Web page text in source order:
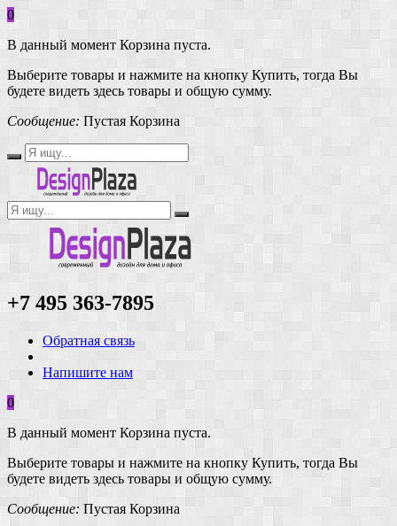
0
В данный момент Корзина пуста.
Выберите товары и нажмите на кнопку Купить, тогда Вы
будете видеть здесь товары и общую сумму.
Сообщение: Пустая Корзина
+7 495 363-7895
Обратная связь
Напишите нам
0
В данный момент Корзина пуста.
Выберите товары и нажмите на кнопку Купить, тогда Вы
будете видеть здесь товары и общую сумму.
Сообщение: Пустая Корзина